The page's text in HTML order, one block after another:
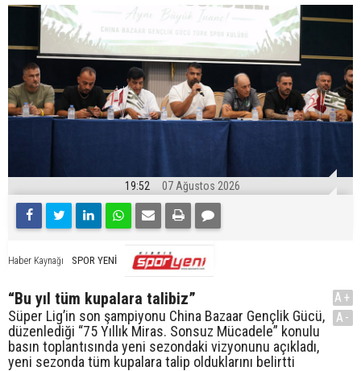
19:52 07 Ağustos 2026
Haber Kaynağı SPOR YENİ
“Bu yıl tüm kupalara talibiz”
Süper Lig’in son şampiyonu China Bazaar Gençlik Gücü,
düzenlediği “75 Yıllık Miras. Sonsuz Mücadele” konulu
basın toplantısında yeni sezondaki vizyonunu açıkladı,
yeni sezonda tüm kupalara talip olduklarını belirtti
A+
A-